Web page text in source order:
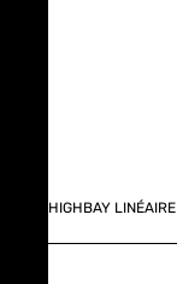
HIGHBAY LINÉAIRE